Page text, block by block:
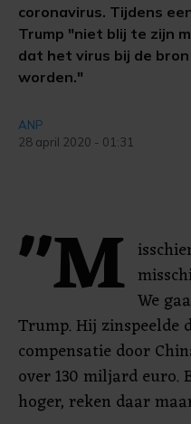
coronavirus. Tijdens
Trump "niet blij te zijn
dat het virus bij de
worden."
ANP
28 april 2020 - 01:31
"M We
Trump. Hij zinspeelde
compensatie door
over 130 miljard euro.
hoger, reken daar